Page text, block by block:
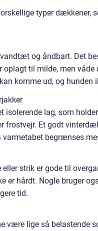
typer dækkener,
og åndbart. Det
oplagt til milde, men
komme ud, og hunden
isolerende lag, som
frostvejr. Et godt
varmetabet begrænses
strik er gode til
er hårdt. Nogle bruger
tid.
være lige så belastende